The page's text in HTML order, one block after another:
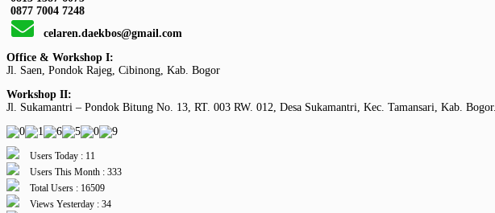
0877 7004 7248
celaren.daekbos@gmail.com
Office & Workshop I:
Jl. Saen, Pondok Rajeg, Cibinong, Kab. Bogor
Workshop II:
Jl. Sukamantri – Pondok Bitung No. 13, RT. 003 RW. 012, Desa Sukamantri, Kec. Tamansari, Kab. Bogor.
Users Today : 11
Users This Month : 333
Total Users : 16509
Views Yesterday : 34